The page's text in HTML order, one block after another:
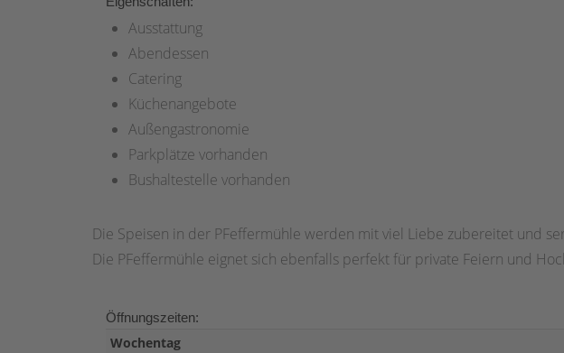
Ausstattung
Abendessen
Catering
Küchenangebote
Außengastronomie
Parkplätze vorhanden
Bushaltestelle vorhanden
Die Speisen in der PFeffermühle werden mit viel Liebe zubereitet und
Die PFeffermühle eignet sich ebenfalls perfekt für private Feiern und
Öffnungszeiten:
Wochentag